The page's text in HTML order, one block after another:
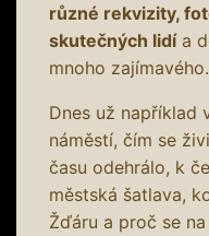
různé rekvizity,
skutečných lidía
mnoho zajímavého.
Dnes už například
náměstí, čím se
času odehrálo, k
městská šatlava,
Žďáru a proč se